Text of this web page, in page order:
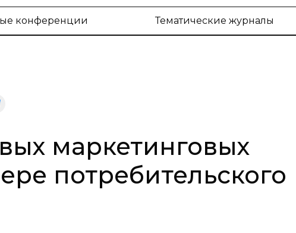
конференции Тематические журналы
маркетинговых
потребительского